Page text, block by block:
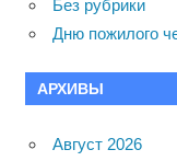
Без рубрики
Дню пожилого
АРХИВЫ
Август 2026